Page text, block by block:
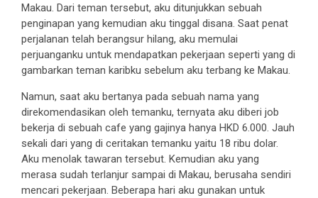
Makau. Dari teman tersebut, aku ditunjukkan sebuah
penginapan yang kemudian aku tinggal disana. Saat penat
perjalanan telah berangsur hilang, aku memulai
perjuanganku untuk mendapatkan pekerjaan seperti yang di
gambarkan teman karibku sebelum aku terbang ke Makau.
Namun, saat aku bertanya pada sebuah nama yang
direkomendasikan oleh temanku, ternyata aku diberi job
bekerja di sebuah cafe yang gajinya hanya HKD 6.000. Jauh
sekali dari yang di ceritakan temanku yaitu 18 ribu dolar.
Aku menolak tawaran tersebut. Kemudian aku yang
merasa sudah terlanjur sampai di Makau, berusaha sendiri
mencari pekerjaan. Beberapa hari aku gunakan untuk